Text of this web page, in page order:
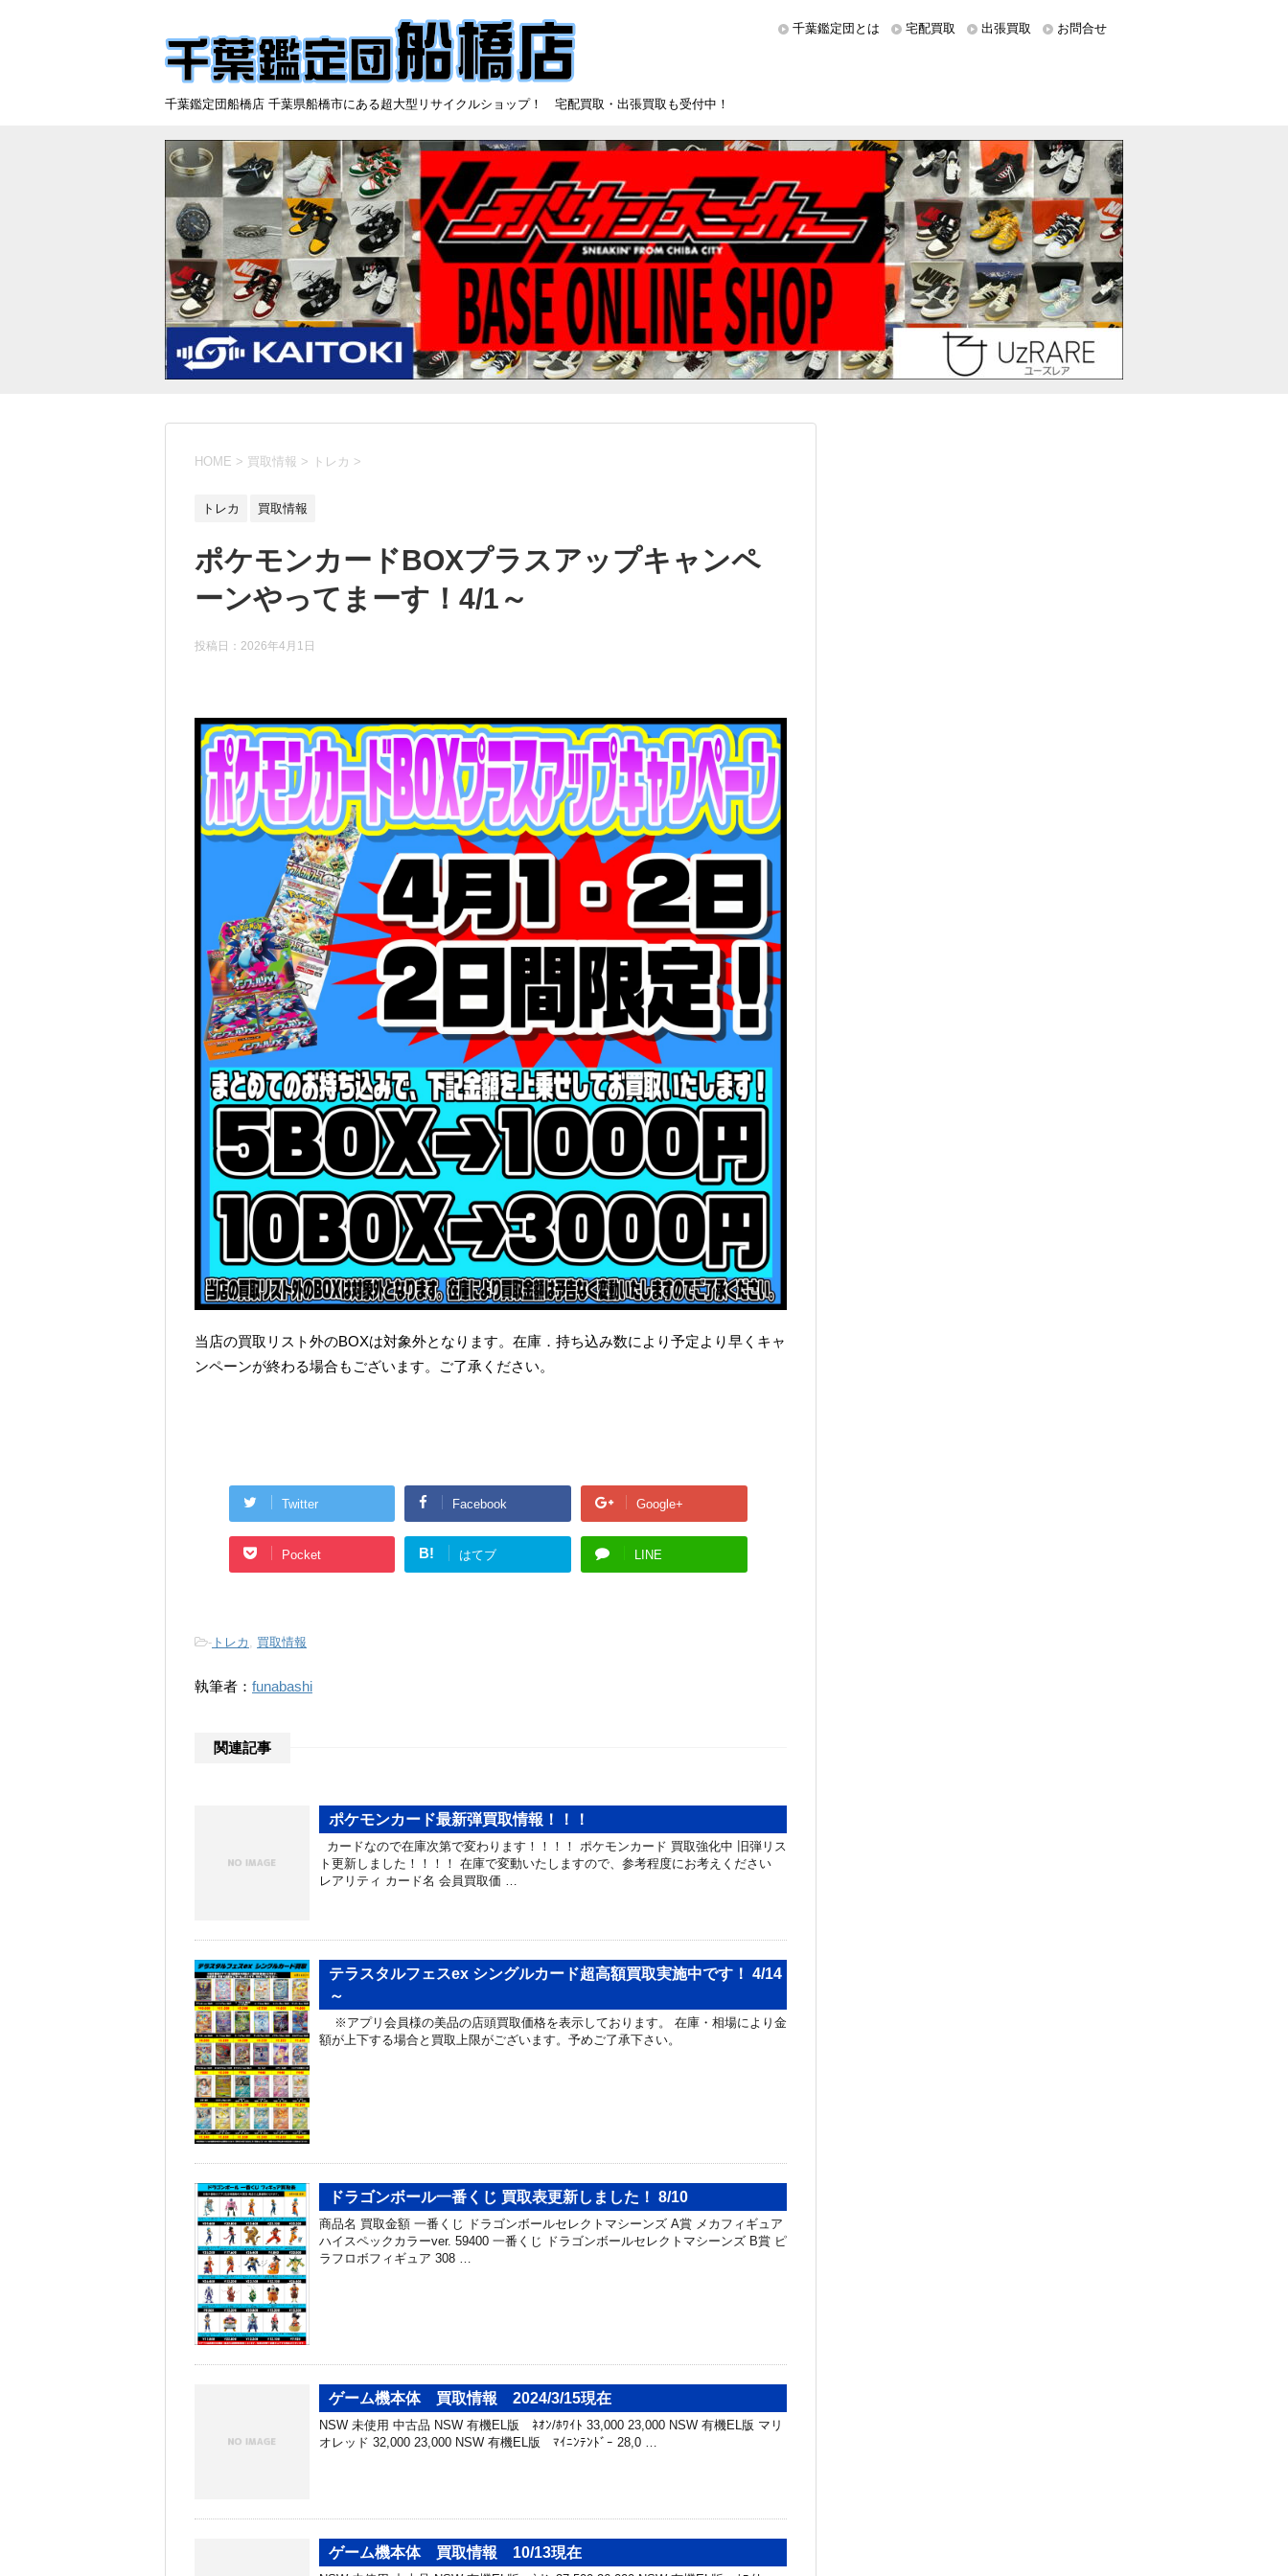
千葉鑑定団船橋店 千葉県船橋市にある超大型リサイクルショップ！ 宅配買取・出張買取も受付中！
千葉鑑定団とは 宅配買取 出張買取 お問合せ
HOME > 買取情報 > トレカ >
トレカ 買取情報
ポケモンカードBOXプラスアップキャンペ
ーンやってまーす！4/1～
投稿日： 2026年4月1日
当店の買取リスト外のBOXは対象外となります。在庫．持ち込み数により予定より早くキャ
ンペーンが終わる場合もございます。ご了承ください。
Twitter Facebook Google+
Pocket B! はてブ LINE
- トレカ , 買取情報
執筆者： funabashi
関連記事
ポケモンカード最新弾買取情報！！！
カードなので在庫次第で変わります！！！！ ポケモンカード 買取強化中 旧弾リス
ト更新しました！！！！ 在庫で変動いたしますので、参考程度にお考えください
レアリティ カード名 会員買取価 …
テラスタルフェスex シングルカード超高額買取実施中です！ 4/14
～
※アプリ会員様の美品の店頭買取価格を表示しております。 在庫・相場により金
額が上下する場合と買取上限がございます。予めご了承下さい。
ドラゴンボール一番くじ 買取表更新しました！ 8/10
商品名 買取金額 一番くじ ドラゴンボールセレクトマシーンズ A賞 メカフィギュア
ハイスペックカラーver. 59400 一番くじ ドラゴンボールセレクトマシーンズ B賞 ピ
ラフロボフィギュア 308 …
ゲーム機本体 買取情報 2024/3/15現在
NSW 未使用 中古品 NSW 有機EL版 ﾈｵﾝ/ﾎﾜｲﾄ 33,000 23,000 NSW 有機EL版 マリ
オレッド 32,000 23,000 NSW 有機EL版 ﾏｲﾆﾝﾃﾝﾄﾞｰ 28,0 …
ゲーム機本体 買取情報 10/13現在